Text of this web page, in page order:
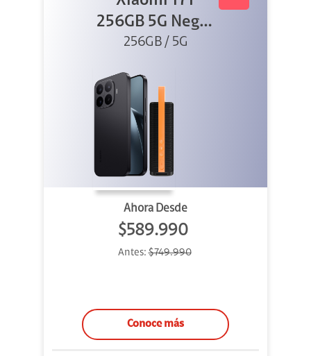
256GB 5G Negro
+ Sound
256GB / 5G
Ahora Desde
$589.990
Antes:$749.990
Conoce más